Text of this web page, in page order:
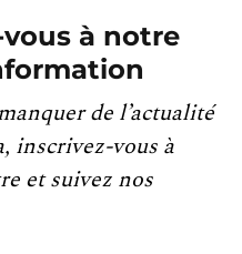
à notre
de l’actualité
inscrivez-vous à
et suivez nos